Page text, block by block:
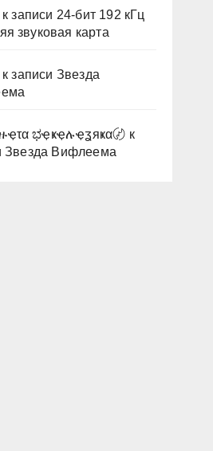
записи 24-бит 192 кГц
звуковая карта
записи Звезда
ಭҿҝҿሉҿʓяҝα〄 к
Звезда Вифлеема